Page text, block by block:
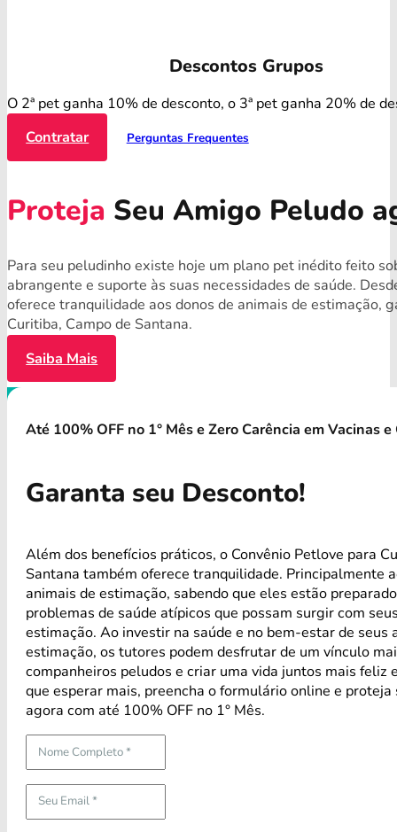
Descontos Grupos
O 2ª pet ganha 10% de desconto, o 3ª pet ganha 20% de
Contratar
Perguntas Frequentes
Proteja Seu Amigo Peludo
Para seu peludinho existe hoje um plano pet inédito feito
abrangente e suporte às suas necessidades de saúde.
oferece tranquilidade aos donos de animais de estimação,
Curitiba, Campo de Santana.
Saiba Mais
Até 100% OFF no 1° Mês e Zero Carência em Vacinas
Garanta seu Desconto!
Além dos benefícios práticos, o Convênio Petlove para
Santana também oferece tranquilidade. Principalmente
animais de estimação, sabendo que eles estão
problemas de saúde atípicos que possam surgir com
estimação. Ao investir na saúde e no bem-estar de seus
estimação, os tutores podem desfrutar de um vínculo
companheiros peludos e criar uma vida juntos mais feliz
que esperar mais, preencha o formulário online e proteja
agora com até 100% OFF no 1° Mês.